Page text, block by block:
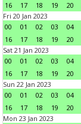
16
17 18 19 20
Fri 20 Jan 2023
00
01 02 03 04
16
17 18 19 20
Sat 21 Jan 2023
00
01 02 03 04
16
17 18 19 20
Sun 22 Jan 2023
00
01 02 03 04
16
17 18 19 20
Mon 23 Jan 2023